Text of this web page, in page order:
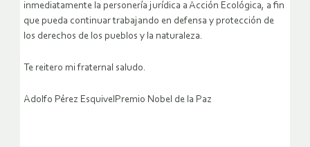
inmediatamente la personería jurídica a Acción Ecológica, a fin
que pueda continuar trabajando en defensa y protección de
los derechos de los pueblos y la naturaleza.
Te reitero mi fraternal saludo.
Adolfo Pérez EsquivelPremio Nobel de la Paz